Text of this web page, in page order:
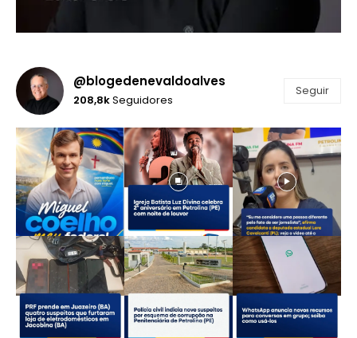
@blogedenevaldoalves
208,8kSeguidores
Seguir